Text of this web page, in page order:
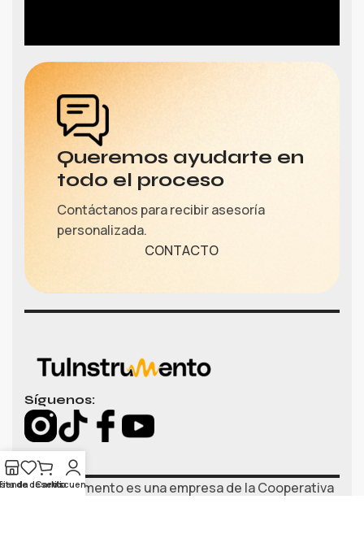
Queremos ayudarte en
todo el proceso
Contáctanos para recibir asesoría
personalizada.
CONTACTO
Síguenos:
TuInstrumento es una empresa de la Cooperativa
de deseos
CarritoMi cuenta